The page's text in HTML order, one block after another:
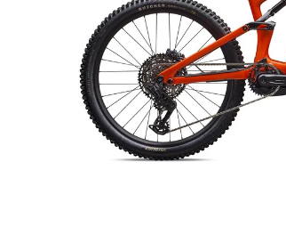
TREK PROCALIBER 8 FURY RED
€1 449